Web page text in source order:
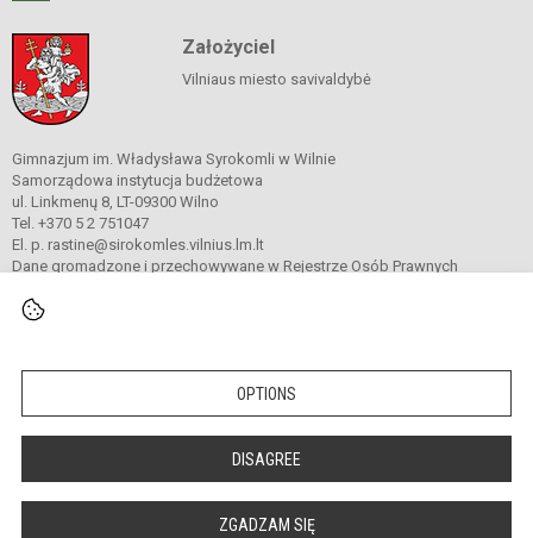
OPTIONS
DISAGREE
ZGADZAM SIĘ
Założyciel
Vilniaus miesto savivaldybė
Gimnazjum im. Władysława Syrokomli w Wilnie
Samorządowa instytucja budżetowa
ul. Linkmenų 8, LT-09300 Wilno
Tel. +370 5 2 751047
El. p. rastine@sirokomles.vilnius.lm.lt
Dane gromadzone i przechowywane w Rejestrze Osób Prawnych
© 2020. Gimnazjum im. Władysława Syrokomli w Wilnie. Wszelkie prawa
zastrzeżone.